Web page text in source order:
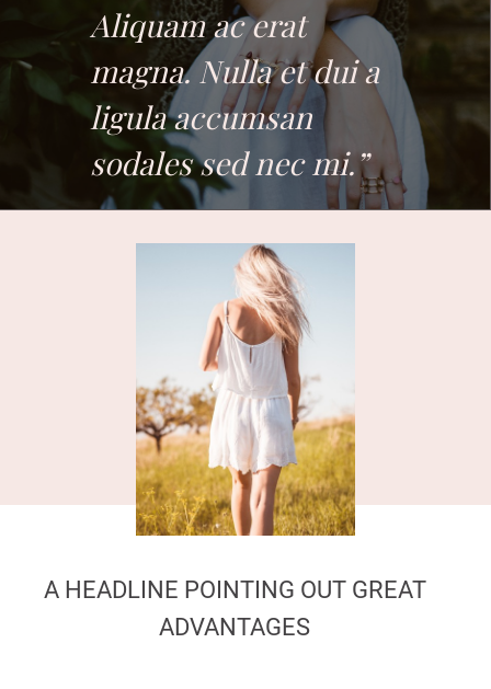
Aliquam ac erat
magna. Nulla et dui a
ligula accumsan
sodales sed nec mi.”
A HEADLINE POINTING OUT GREAT
ADVANTAGES